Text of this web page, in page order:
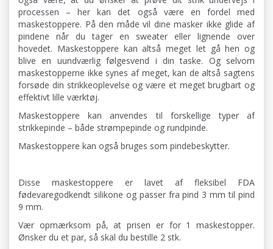
processen – her kan det også være en fordel med
maskestoppere. På den måde vil dine masker ikke glide af
pindene når du tager en sweater eller lignende over
hovedet. Maskestoppere kan altså meget let gå hen og
blive en uundværlig følgesvend i din taske. Og selvom
maskestopperne ikke synes af meget, kan de altså sagtens
forsøde din strikkeoplevelse og være et meget brugbart og
effektivt lille værktøj.
Maskestoppere kan anvendes til forskellige typer af
strikkepinde – både strømpepinde og rundpinde.
Maskestoppere kan også bruges som pindebeskytter.
Disse maskestoppere er lavet af fleksibel FDA
fødevaregodkendt silikone og passer fra pind 3 mm til pind
9 mm.
Vær opmærksom på, at prisen er for 1 maskestopper.
Ønsker du et par, så skal du bestille 2 stk.